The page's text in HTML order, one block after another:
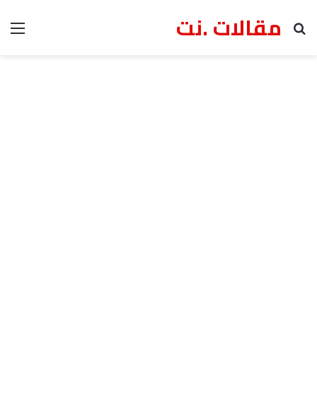
مقالات .نت
بحث عن